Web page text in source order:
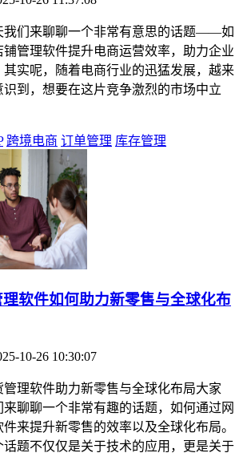
我们来聊聊一个非常有意思的话题——如
管理软件提升电商运营效率，助力企业
其实呢，随着电商行业的迅猛发展，越来
到，想要在这片竞争激烈的市场中立
跨境电商 订单管理 库存管理
理软件如何助力新零售与全球化布
10-26 10:30:07
理软件助力新零售与全球化布局大家
聊聊一个非常有趣的话题，如何通过网
来提升新零售的效率以及全球化布局。
话题不仅仅是关于技术的应用，更是关于